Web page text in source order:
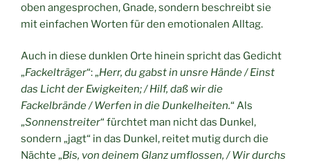
oben angesprochen, Gnade, sondern beschreibt sie
mit einfachen Worten für den emotionalen Alltag.
Auch in diese dunklen Orte hinein spricht das Gedicht
„Fackelträger“: „Herr, du gabst in unsre Hände / Einst
das Licht der Ewigkeiten; / Hilf, daß wir die
Fackelbrände / Werfen in die Dunkelheiten.“ Als
„Sonnenstreiter“ fürchtet man nicht das Dunkel,
sondern „jagt“ in das Dunkel, reitet mutig durch die
Nächte „Bis, von deinem Glanz umflossen, / Wir durchs